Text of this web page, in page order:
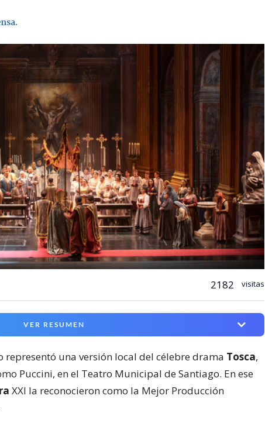
.
2182 visitas
VER RESUMEN
representó una versión local del célebre drama Tosca,
Puccini, en el Teatro Municipal de Santiago. En ese
XXI la reconocieron como la Mejor Producción